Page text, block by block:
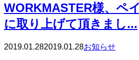
WORKMASTER様、ペ
に取り上げて頂きまし...
2019.01.282019.01.28お知らせ